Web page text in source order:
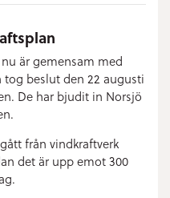
är gemensam med
beslut den 22 augusti
De har bjudit in Norsjö
från vindkraftverk
det är upp emot 300